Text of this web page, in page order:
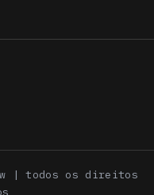
| todos os direitos